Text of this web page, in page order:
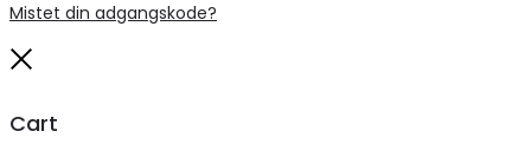
Mistet din adgangskode?
Cart